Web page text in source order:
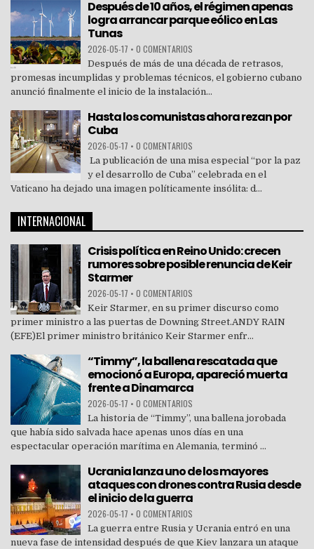
Después de 10 años, el régimen apenas
logra arrancar parque eólico en Las
Tunas
2026-05-17 • 0 COMENTARIOS
Después de más de una década de retrasos,
promesas incumplidas y problemas técnicos, el gobierno cubano
anunció finalmente el inicio de la instalación...
Hasta los comunistas ahora rezan por
Cuba
2026-05-17 • 0 COMENTARIOS
La publicación de una misa especial “por la paz
y el desarrollo de Cuba” celebrada en el
Vaticano ha dejado una imagen políticamente insólita: d...
INTERNACIONAL
Crisis política en Reino Unido: crecen
rumores sobre posible renuncia de Keir
Starmer
2026-05-17 • 0 COMENTARIOS
Keir Starmer, en su primer discurso como
primer ministro a las puertas de Downing Street.ANDY RAIN
(EFE)El primer ministro británico Keir Starmer enfr...
“Timmy”, la ballena rescatada que
emocionó a Europa, apareció muerta
frente a Dinamarca
2026-05-17 • 0 COMENTARIOS
La historia de “Timmy”, una ballena jorobada
que había sido salvada hace apenas unos días en una
espectacular operación marítima en Alemania, terminó ...
Ucrania lanza uno de los mayores
ataques con drones contra Rusia desde
el inicio de la guerra
2026-05-17 • 0 COMENTARIOS
La guerra entre Rusia y Ucrania entró en una
nueva fase de intensidad después de que Kiev lanzara un ataque